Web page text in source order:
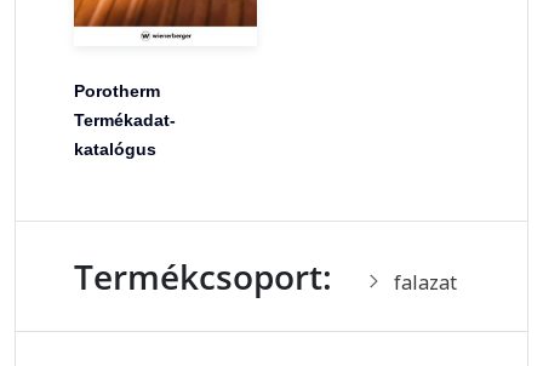
Porotherm
Termékadat-
katalógus
Termékcsoport: falazat